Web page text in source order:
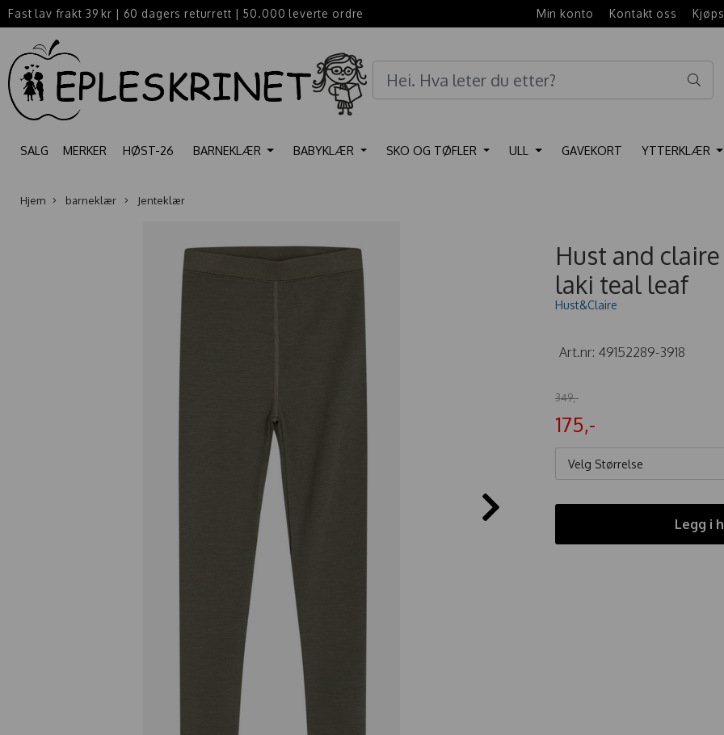
Fast lav frakt 39 kr | 60 dagers returrett | 50.000 leverte ordre Min konto Kontakt oss
SALG MERKER HØST-26 BARNEKLÆR BABYKLÆR SKO OG TØFLER ULL GAVEKORT YTTERKLÆR
Hjem barneklær Jenteklær
Hust and
laki teal leaf
Hust&Claire
Art.nr: 49152289-3918
349,-
175,-
Velg Størrelse
Legg i